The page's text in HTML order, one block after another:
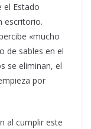
el Estado
escritorio.
«mucho
de sables en el
se eliminan, el
por
al cumplir este